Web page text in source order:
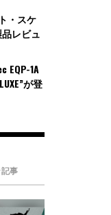
・スケ
品レビュ
EQP-1A
が登
事